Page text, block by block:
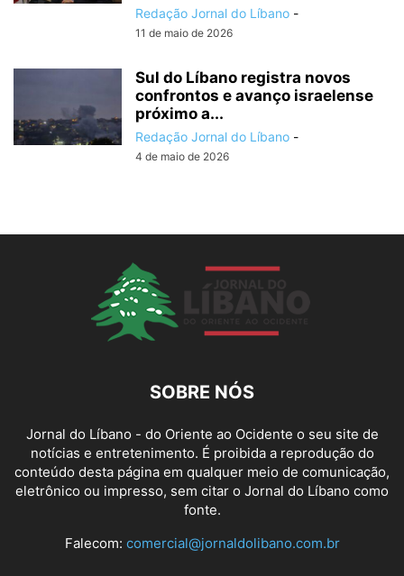
Redação Jornal do Líbano -
11 de maio de 2026
Sul do Líbano registra novos
confrontos e avanço israelense
próximo a...
Redação Jornal do Líbano -
4 de maio de 2026
SOBRE NÓS
Jornal do Líbano - do Oriente ao Ocidente o seu site de
notícias e entretenimento. É proibida a reprodução do
conteúdo desta página em qualquer meio de comunicação,
eletrônico ou impresso, sem citar o Jornal do Líbano como
fonte.
Falecom: comercial@jornaldolibano.com.br